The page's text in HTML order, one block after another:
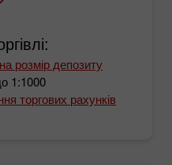
розмір депозиту
1:1000
торгових рахунків